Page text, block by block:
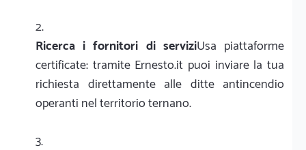
Ricerca i fornitori di serviziUsa piattaforme
certificate: tramite Ernesto.it puoi inviare la tua
richiesta direttamente alle ditte antincendio
operanti nel territorio ternano.